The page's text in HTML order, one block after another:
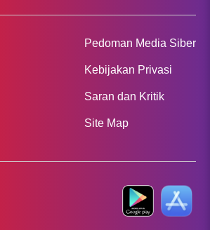
Pedoman Media Siber
Kebijakan Privasi
Saran dan Kritik
Site Map